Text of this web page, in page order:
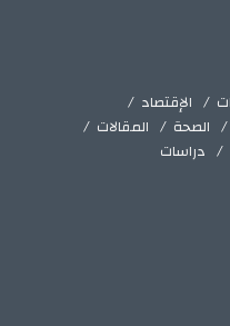
الإقتصاد
الصحة
المقالات
دراسات